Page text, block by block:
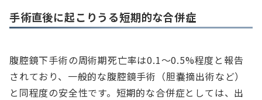
手術直後に起こりうる短期的な合併症
腹腔鏡下手術の周術期死亡率は0.1～0.5%程度と報告
されており、一般的な腹腔鏡手術（胆嚢摘出術など）
と同程度の安全性です。短期的な合併症としては、出